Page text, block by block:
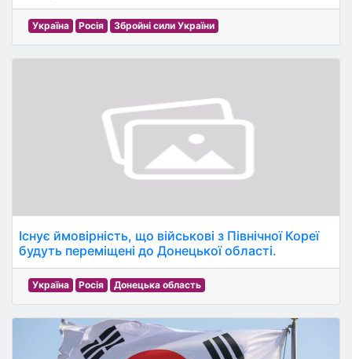
Україна Росія Збройні сили України
Існує ймовірність, що військові з Північної Кореї
будуть переміщені до Донецької області.
Україна Росія Донецька область